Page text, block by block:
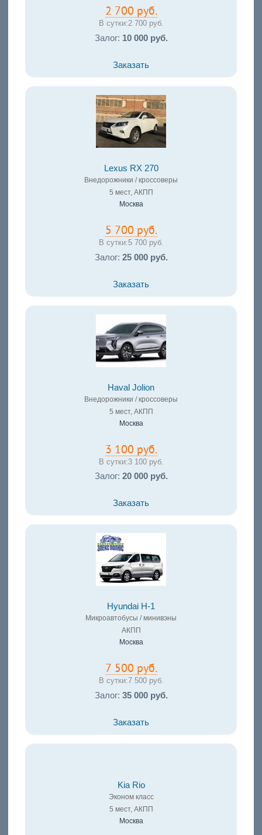
2 700 руб.
В сутки:2 700 руб.
Залог: 10 000 руб.
Заказать
Lexus RX 270
Внедорожники / кроссоверы
5 мест, АКПП
Москва
5 700 руб.
В сутки:5 700 руб.
Залог: 25 000 руб.
Заказать
Haval Jolion
Внедорожники / кроссоверы
5 мест, АКПП
Москва
3 100 руб.
В сутки:3 100 руб.
Залог: 20 000 руб.
Заказать
Hyundai H-1
Микроавтобусы / минивэны
АКПП
Москва
7 500 руб.
В сутки:7 500 руб.
Залог: 35 000 руб.
Заказать
Kia Rio
Эконом класс
5 мест, АКПП
Москва